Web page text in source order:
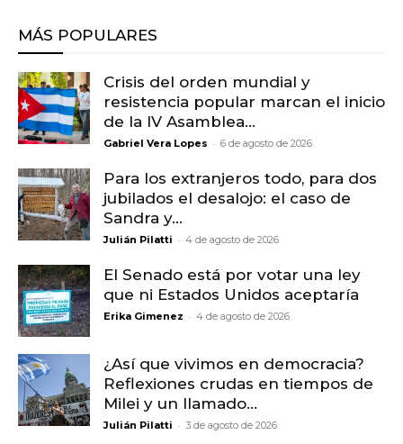
MÁS POPULARES
Crisis del orden mundial y
resistencia popular marcan el inicio
de la IV Asamblea...
Gabriel Vera Lopes - 6 de agosto de 2026
Para los extranjeros todo, para dos
jubilados el desalojo: el caso de
Sandra y...
Julián Pilatti - 4 de agosto de 2026
El Senado está por votar una ley
que ni Estados Unidos aceptaría
Erika Gimenez - 4 de agosto de 2026
¿Así que vivimos en democracia?
Reflexiones crudas en tiempos de
Milei y un llamado...
Julián Pilatti - 3 de agosto de 2026